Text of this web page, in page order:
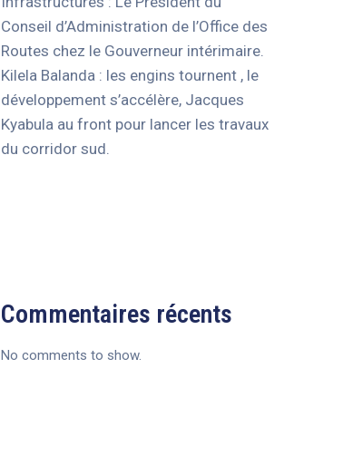
Conseil d’Administration de l’Office des
Routes chez le Gouverneur intérimaire.
Kilela Balanda : les engins tournent , le
développement s’accélère, Jacques
Kyabula au front pour lancer les travaux
du corridor sud.
Commentaires récents
No comments to show.